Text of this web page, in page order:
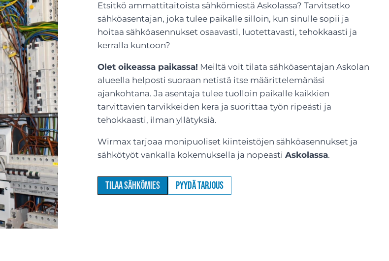
Etsitkö ammattitaitoista sähkömiestä Askolassa? Tarvitsetko
sähköasentajan, joka tulee paikalle silloin, kun sinulle sopii ja
hoitaa sähköasennukset osaavasti, luotettavasti, tehokkaasti ja
kerralla kuntoon?
Olet oikeassa paikassa! Meiltä voit tilata sähköasentajan Askolan
alueella helposti suoraan netistä itse määrittelemänäsi
ajankohtana. Ja asentaja tulee tuolloin paikalle kaikkien
tarvittavien tarvikkeiden kera ja suorittaa työn ripeästi ja
tehokkaasti, ilman yllätyksiä.
Wirmax tarjoaa monipuoliset kiinteistöjen sähköasennukset ja
sähkötyöt vankalla kokemuksella ja nopeasti Askolassa.
Tilaa sähkömies Pyydä tarjous